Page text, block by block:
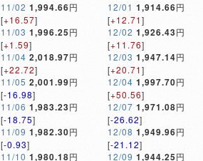
11/02 1,994.66円
[+16.57]
11/03 1,996.25円
[+1.59]
11/04 2,018.97円
[+22.72]
11/05 2,001.99円
[-16.98]
11/06 1,983.23円
[-18.75]
11/09 1,982.30円
[-0.93]
11/10 1,980.18円
12/01 1,914.66円
[+12.71]
12/02 1,926.43円
[+11.76]
12/03 1,947.14円
[+20.71]
12/04 1,997.70円
[+50.56]
12/07 1,971.08円
[-26.62]
12/08 1,949.96円
[-21.12]
12/09 1,944.25円